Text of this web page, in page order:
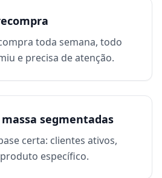
toda semana, todo
e precisa de atenção.
segmentadas
certa: clientes ativos,
específico.